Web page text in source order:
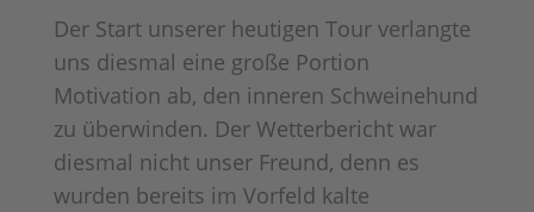
Der Start unserer heutigen Tour verlangte
uns diesmal eine große Portion
Motivation ab, den inneren Schweinehund
zu überwinden. Der Wetterbericht war
diesmal nicht unser Freund, denn es
wurden bereits im Vorfeld kalte